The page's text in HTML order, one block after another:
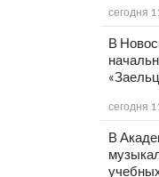
сегодня
В
сегодня
В